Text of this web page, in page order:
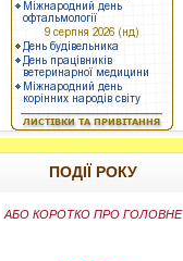
ПОДІЇ РОКУ
АБО КОРОТКО ПРО ГОЛОВНЕ